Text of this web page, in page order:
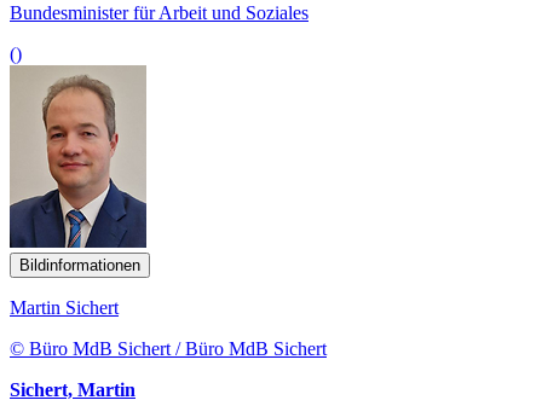
Bundesminister für Arbeit und Soziales
()
Bildinformationen
Martin Sichert
© Büro MdB Sichert / Büro MdB Sichert
Sichert, Martin